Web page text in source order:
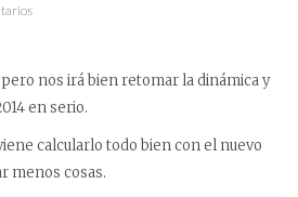
nos irá bien retomar la dinámica y
en serio.
calcularlo todo bien con el nuevo
menos cosas.